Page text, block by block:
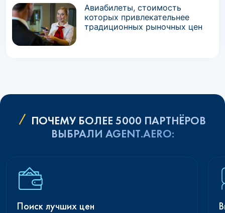
Авиабилеты, стоимость
которых привлекательнее
традиционных рыночных цен
ПОЧЕМУ БОЛЕЕ 5000 ПАРТНЁРОВ
ВЫБРАЛИ AGENT.AERO:
Поиск лучших цен